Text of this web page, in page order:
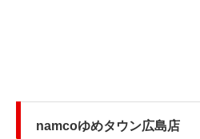
namcoゆめタウン広島店